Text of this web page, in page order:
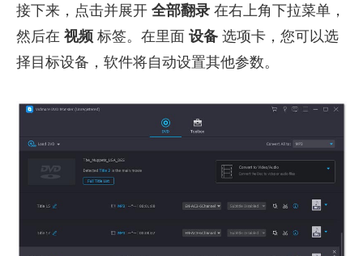
接下来，点击并展开 全部翻录 在右上角下拉菜单，
然后在 视频 标签。在里面 设备 选项卡，您可以选
择目标设备，软件将自动设置其他参数。